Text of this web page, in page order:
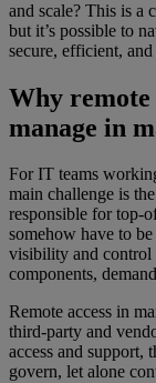
and scale? This is a
but it’s possible to
secure, efficient,
Why remote
manage in
For IT teams
main challenge is
responsible for top-
somehow have to
visibility and control
components,
Remote access in
third-party and
access and support,
govern, let alone